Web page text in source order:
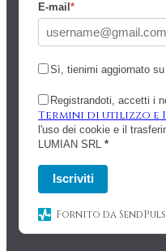
E-mail *
Sì, tienimi aggiornato
Registrandoti, accetti i
Termini di utilizzo e
l'uso dei cookie e il
LUMIAN SRL *
Iscriviti
Fornito da